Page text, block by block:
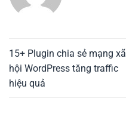
15+ Plugin chia sẻ mạng xã
hội WordPress tăng traffic
hiệu quả